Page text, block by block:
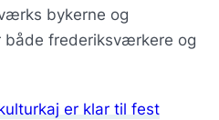
bykerne og
både frederiksværkere og
er klar til fest